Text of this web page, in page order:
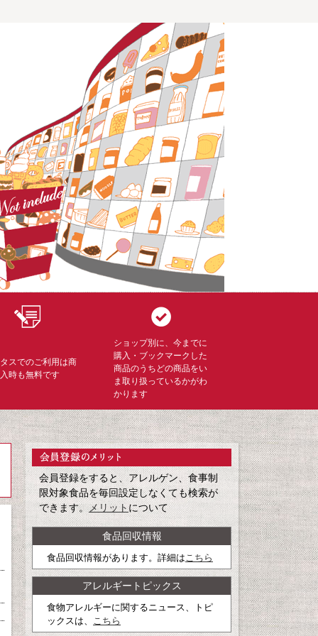
スでのご利用は商
時も無料です
ショップ別に、今までに
購入・ブックマークした
商品のうちどの商品をい
ま取り扱っているかがわ
かります
会員登録をすると、アレルゲン、食事制
限対象食品を毎回設定しなくても検索が
できます。メリットについて
食品回収情報
食品回収情報があります。詳細は こちら
アレルギートピックス
食物アレルギーに関するニュース、トピ
ックスは、
こちら